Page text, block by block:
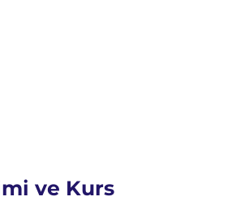
ve Kurs